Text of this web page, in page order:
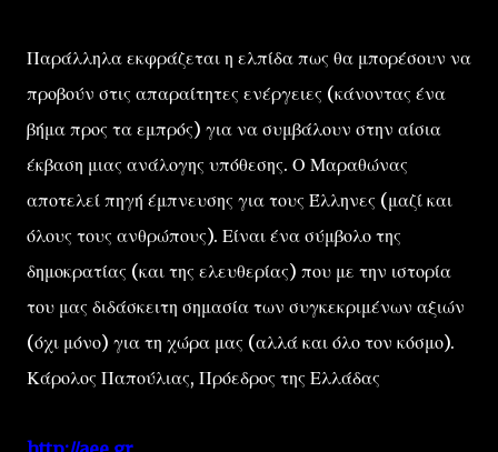
Παράλληλα εκφράζεται η ελπίδα πως θα μπορέσουν να
προβούν στις απαραίτητες ενέργειες (κάνοντας ένα
βήμα προς τα εμπρός) για να συμβάλουν στην αίσια
έκβαση μιας ανάλογης υπόθεσης. Ο Μαραθώνας
αποτελεί πηγή έμπνευσης για τους Έλληνες (μαζί και
όλους τους ανθρώπους). Είναι ένα σύμβολο της
δημοκρατίας (και της ελευθερίας) που με την ιστορία
του μας διδάσκειτη σημασία των συγκεκριμένων αξιών
(όχι μόνο) για τη χώρα μας (αλλά και όλο τον κόσμο).
Κάρολος Παπούλιας, Πρόεδρος της Ελλάδας